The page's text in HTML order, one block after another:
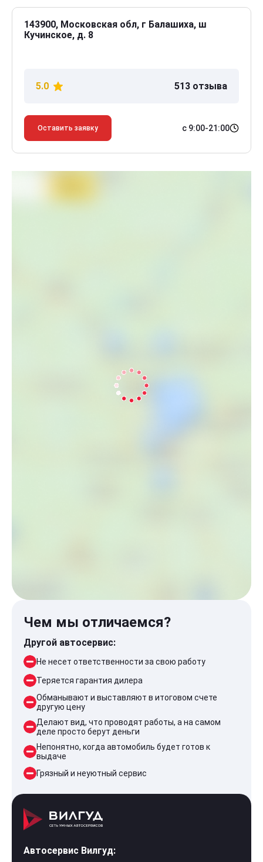
143900, Московская обл, г Балашиха, ш
Кучинское, д. 8
5.0 513 отзыва
Оставить заявку с 9:00-21:00
Чем мы отличаемся?
Другой автосервис:
Не несет ответственности за свою работу
Теряется гарантия дилера
Обманывают и выставляют в итоговом счете
другую цену
Делают вид, что проводят работы, а на самом
деле просто берут деньги
Непонятно, когда автомобиль будет готов к
выдаче
Грязный и неуютный сервис
Автосервис Вилгуд: